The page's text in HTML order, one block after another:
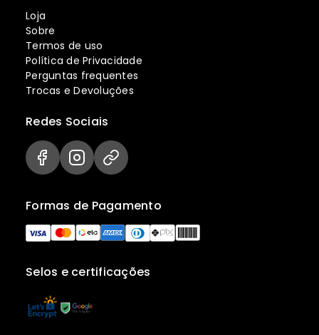
Loja
Sobre
Termos de uso
Política de Privacidade
Perguntas frequentes
Trocas e Devoluções
Selos e certificações
Formas de Pagamento
Redes Sociais